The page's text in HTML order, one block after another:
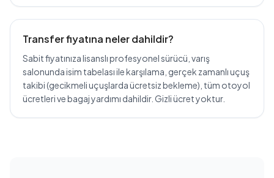
Transfer fiyatına neler dahildir?
Sabit fiyatınıza lisanslı profesyonel sürücü, varış
salonunda isim tabelası ile karşılama, gerçek zamanlı uçuş
takibi (gecikmeli uçuşlarda ücretsiz bekleme), tüm otoyol
ücretleri ve bagaj yardımı dahildir. Gizli ücret yoktur.